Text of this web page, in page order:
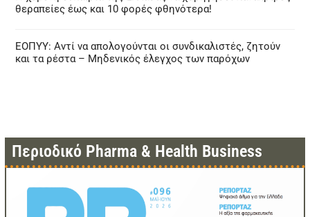
θεραπείες έως και 10 φορές φθηνότερα!
ΕΟΠΥΥ: Αντί να απολογούνται οι συνδικαλιστές, ζητούν
και τα ρέστα – Μηδενικός έλεγχος των παρόχων
Περιοδικό Pharma & Health Business